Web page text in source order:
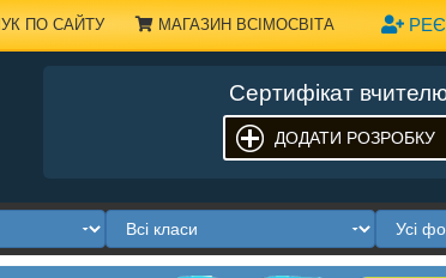
ПО САЙТУ МАГАЗИН ВСІМОСВІТА
Сертифікат
ДОДАТИ РОЗРОБКУ